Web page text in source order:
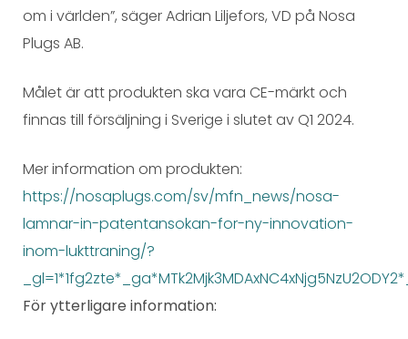
om i världen”, säger Adrian Liljefors, VD på Nosa
Plugs AB.
Målet är att produkten ska vara CE-märkt och
finnas till försäljning i Sverige i slutet av Q1 2024.
Mer information om produkten:
https://nosaplugs.com/sv/mfn_news/nosa-
lamnar-in-patentansokan-for-ny-innovation-
inom-lukttraning/?
För ytterligare information: